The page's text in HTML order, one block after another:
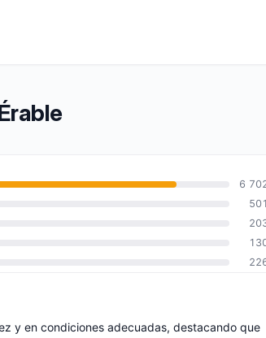
6
501
y en condiciones adecuadas, destacando que